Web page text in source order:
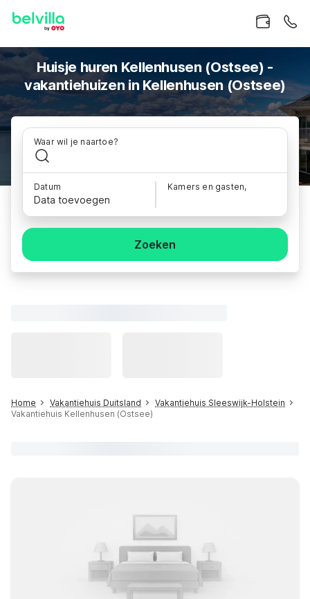
Huisje huren Kellenhusen (Ostsee) -
vakantiehuizen in Kellenhusen (Ostsee)
Waar wil je naartoe?
Datum
Data toevoegen
Kamers en gasten,
Zoeken
Home Vakantiehuis Duitsland
Vakantiehuis Sleeswijk-Holstein
Vakantiehuis Kellenhusen (Ostsee)